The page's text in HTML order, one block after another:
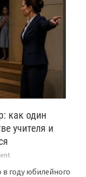
как один
учителя и
в году юбилейного